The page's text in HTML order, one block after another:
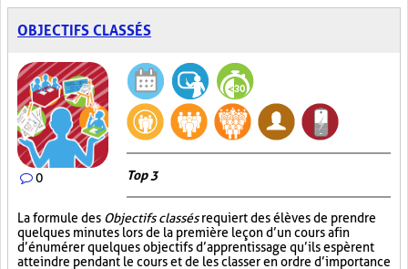
OBJECTIFS CLASSÉS
0 Top 3
La formule des Objectifs classésrequiert des élèves de prendre
quelques minutes lors de la première leçon d’un cours afin
d’énumérer quelques objectifs d’apprentissage qu’ils espèrent
atteindre pendant le cours et de les classer en ordre d’importance